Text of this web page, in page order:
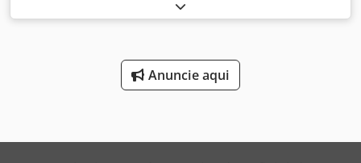
, peso total:
de engrenagem:mecânico, classe de emissão:Euro 6,
comprimento do espaço de carga:2 224 mm
1 496 mm, altura do espaço de carga:
estabilidade (ESP), Número interno: 4842.TZ24.RA76982 –
Anuncie aqui